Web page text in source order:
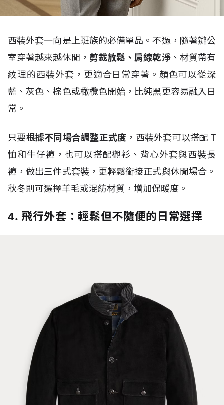
西裝外套一向是上班族的必備單品。不過，隨著辦公
室穿著越來越休閒， 剪裁放鬆、肩線乾淨、材質帶有
紋理的西裝外套，更適合日常穿著。顏色可以從深
藍、灰色、棕色或橄欖色開始，比純黑更容易融入日
常。
只要根據不同場合調整正式度 ，西裝外套可以搭配 T
恤和牛仔褲，也可以搭配襯衫、背心外套與西裝長
褲，做出三件式套裝，更輕鬆銜接正式與休閒場合。
秋冬則可選擇羊毛或混紡材質，增加保暖度。
4. 飛行外套：輕鬆但不隨便的日常選擇